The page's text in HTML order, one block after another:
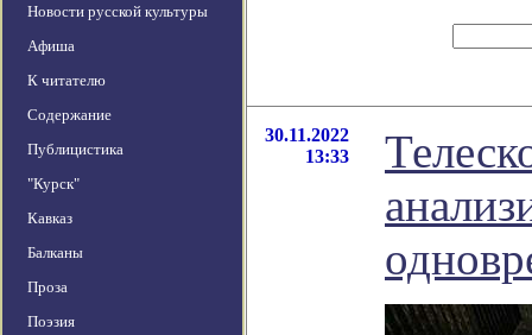
Новости русской культуры
Афиша
К читателю
Содержание
Публицистика
"Курск"
Кавказ
Балканы
Проза
Поэзия
30.11.2022
13:33